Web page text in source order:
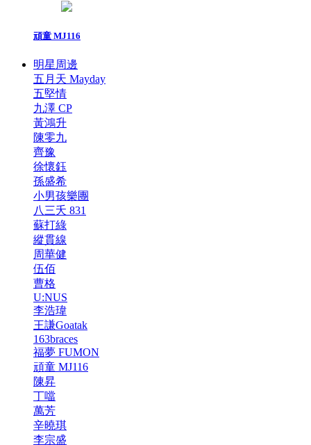
頑童 MJ116
明星周邊
五月天 Mayday
五堅情
九澤 CP
黃鴻升
陳零九
齊豫
徐懷鈺
孫盛希
小男孩樂團
八三夭 831
蘇打綠
縱貫線
周華健
伍佰
曹格
U:NUS
李浩瑋
王謙Goatak
163braces
福夢 FUMON
頑童 MJ116
陳昇
丁噹
萬芳
辛曉琪
李宗盛